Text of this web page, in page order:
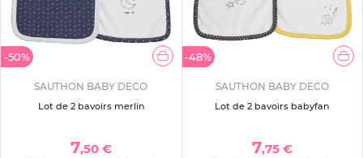
-50%
SAUTHON BABY DECO
Lot de 2 bavoirs merlin
7,50 €
-48%
SAUTHON BABY DECO
Lot de 2 bavoirs babyfan
7,75 €